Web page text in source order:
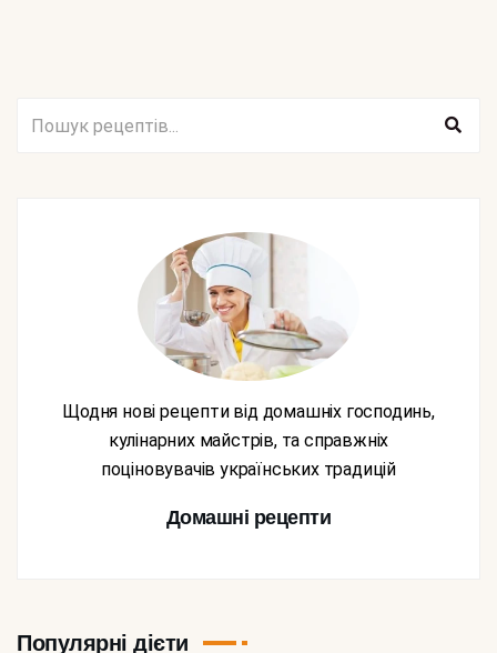
Щодня нові рецепти від домашніх господинь,
кулінарних майстрів, та справжніх
поціновувачів українських традицій
Домашні рецепти
Популярні дієти